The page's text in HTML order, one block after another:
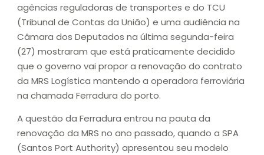
agências reguladoras de transportes e do TCU
(Tribunal de Contas da União) e uma audiência na
Câmara dos Deputados na última segunda-feira
(27) mostraram que está praticamente decidido
que o governo vai propor a renovação do contrato
da MRS Logística mantendo a operadora ferroviária
na chamada Ferradura do porto.
A questão da Ferradura entrou na pauta da
renovação da MRS no ano passado, quando a SPA
(Santos Port Authority) apresentou seu modelo